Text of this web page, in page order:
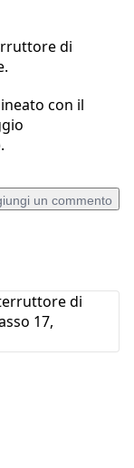
di
con il
un commento